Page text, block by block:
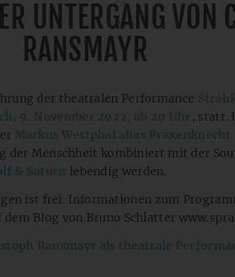
UNTERGANG VON
RANSMAYR
der theatralen Performance
9. November 2022, ab 20 Uhr , statt.
Markus Westphal alias Praxenknecht
der Menschheit kombiniert mit der
& Saturn lebendig werden.
ist frei. Informationen zum
Blog von Bruno Schlatter
Ransmayr als theatrale